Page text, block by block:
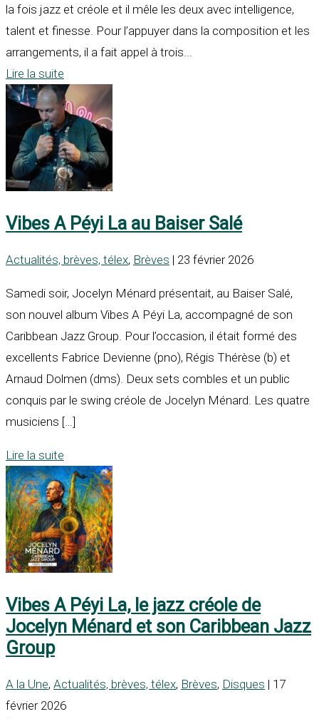
la fois jazz et créole et il mêle les deux avec intelligence,
talent et finesse. Pour l’appuyer dans la composition et les
arrangements, il a fait appel à trois...
Lire la suite
Vibes A Péyi La au Baiser Salé
Actualités, brèves, télex, Brèves | 23 février 2026
Samedi soir, Jocelyn Ménard présentait, au Baiser Salé,
son nouvel album Vibes A Péyi La, accompagné de son
Caribbean Jazz Group. Pour l’occasion, il était formé des
excellents Fabrice Devienne (pno), Régis Thérèse (b) et
Arnaud Dolmen (dms). Deux sets combles et un public
conquis par le swing créole de Jocelyn Ménard. Les quatre
musiciens […]
Lire la suite
Vibes A Péyi La, le jazz créole de
Jocelyn Ménard et son Caribbean Jazz
Group
A la Une, Actualités, brèves, télex, Brèves, Disques | 17
février 2026